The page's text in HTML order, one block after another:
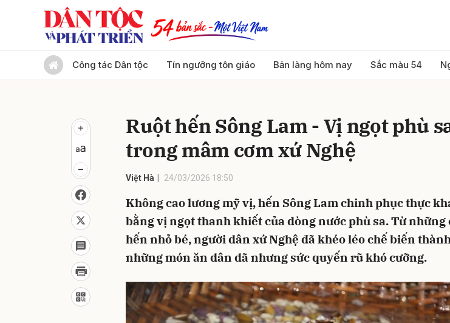
Công tác Dân tộc Tín ngưỡng tôn giáo Bản làng hôm nay Sắc màu 54
Ruột hến Sông Lam - Vị ngọt phù
trong mâm cơm xứ Nghệ
Việt Hà 24/03/2026 18:50
Không cao lương mỹ vị, hến Sông Lam chinh phục thực
bằng vị ngọt thanh khiết của dòng nước phù sa. Từ những
hến nhỏ bé, người dân xứ Nghệ đã khéo léo chế biến
những món ăn dân dã nhưng sức quyến rũ khó cưỡng.
Gửi bình luận